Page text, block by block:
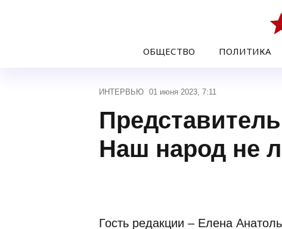
ОБЩЕСТВО ПОЛИТИКА
ИНТЕРВЬЮ 01 июня 2023, 7:11
Наш народ не
Гость редакции – Елена